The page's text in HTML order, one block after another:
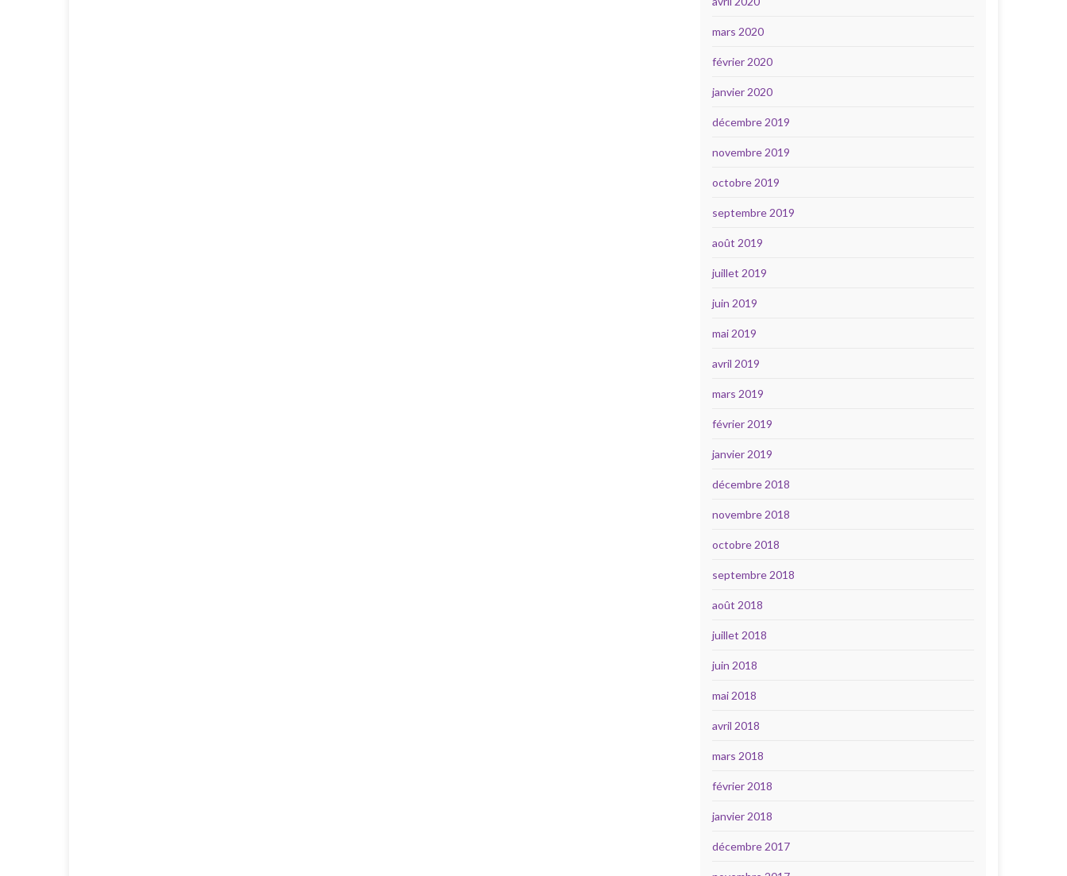
mars 2020
février 2020
janvier 2020
décembre 2019
novembre 2019
octobre 2019
septembre 2019
août 2019
juillet 2019
juin 2019
mai 2019
avril 2019
mars 2019
février 2019
janvier 2019
décembre 2018
novembre 2018
octobre 2018
septembre 2018
août 2018
juillet 2018
juin 2018
mai 2018
avril 2018
mars 2018
février 2018
janvier 2018
décembre 2017